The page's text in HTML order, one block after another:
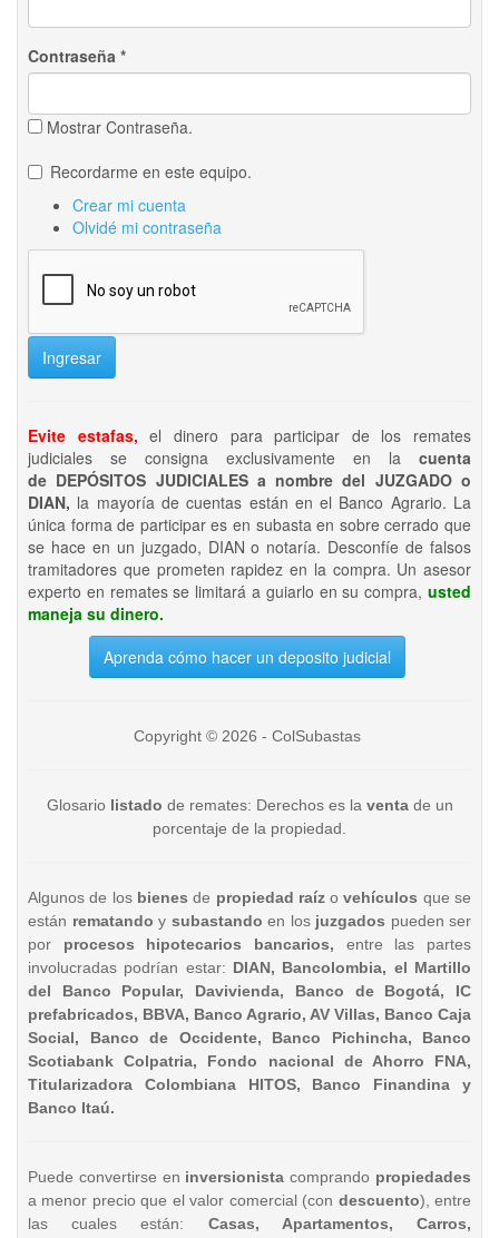
Contraseña *
Mostrar Contraseña.
Recordarme en este equipo.
Crear mi cuenta
Olvidé mi contraseña
Ingresar
Evite estafas, el dinero para participar de los remates
judiciales se consigna exclusivamente en la cuenta
de DEPÓSITOS JUDICIALES a nombre del JUZGADO o
DIAN, la mayoría de cuentas están en el Banco Agrario. La
única forma de participar es en subasta en sobre cerrado que
se hace en un juzgado, DIAN o notaría. Desconfíe de falsos
tramitadores que prometen rapidez en la compra. Un asesor
experto en remates se limitará a guiarlo en su compra, usted
maneja su dinero.
Aprenda cómo hacer un deposito judicial
Copyright © 2026 - ColSubastas
Glosario listado de remates: Derechos es la ventade un
porcentaje de la propiedad.
Algunos de los bienesde propiedad raízo vehículos que se
están rematando y subastando en los juzgados pueden ser
por procesos hipotecarios bancarios, entre las partes
involucradas podrían estar: DIAN, Bancolombia, el Martillo
del Banco Popular, Davivienda, Banco de Bogotá, IC
prefabricados, BBVA, Banco Agrario, AV Villas, Banco Caja
Social, Banco de Occidente, Banco Pichincha, Banco
Scotiabank Colpatria, Fondo nacional de Ahorro FNA,
Titularizadora Colombiana HITOS, Banco Finandina y
Banco Itaú.
Puede convertirse en inversionista comprando propiedades
a menor precio que el valor comercial (con descuento), entre
las cuales están: Casas, Apartamentos, Carros,